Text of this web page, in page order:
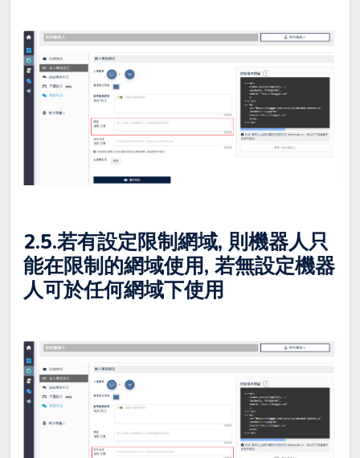
2.5.若有設定限制網域, 則機器人只
能在限制的網域使用, 若無設定機器
人可於任何網域下使用